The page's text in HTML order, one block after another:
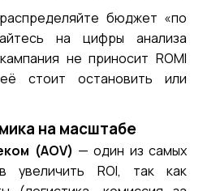
бюджет «по
на цифры анализа
не приносит ROMI
стоит остановить или
на масштабе
(AOV) — один из самых
увеличить ROI, так как